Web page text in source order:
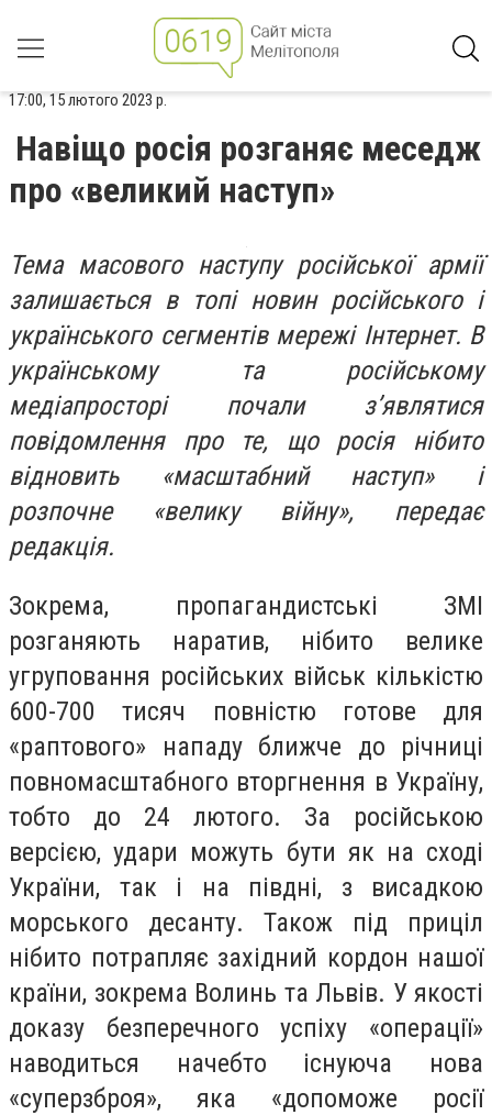
17:00, 15 лютого 2023 р.
Навіщо росія розганяє меседж
про «великий наступ»
Тема масового наступу російської армії
залишається в топі новин російського і
українського сегментів мережі Інтернет. В
українському та російському
медіапросторі почали з’являтися
повідомлення про те, що росія нібито
відновить «масштабний наступ» і
розпочне «велику війну», передає
редакція.
Зокрема, пропагандистські ЗМІ
розганяють наратив, нібито велике
угруповання російських військ кількістю
600-700 тисяч повністю готове для
«раптового» нападу ближче до річниці
повномасштабного вторгнення в Україну,
тобто до 24 лютого. За російською
версією, удари можуть бути як на сході
України, так і на півдні, з висадкою
морського десанту. Також під приціл
нібито потрапляє західний кордон нашої
країни, зокрема Волинь та Львів. У якості
доказу безперечного успіху «операції»
наводиться начебто існуюча нова
«суперзброя», яка «допоможе росії